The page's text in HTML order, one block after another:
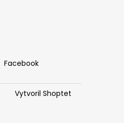
Facebook
Vytvoril Shoptet